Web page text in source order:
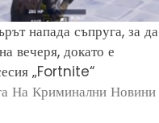
напада съпруга, за да
вечеря, докато е
„Fortnite“
На Криминални Новини